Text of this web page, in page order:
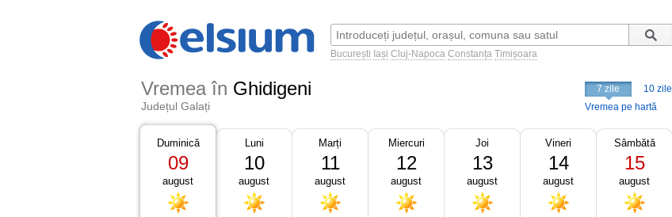
București Iași Cluj-Napoca Constanța Timișoara
Vremea în Ghidigeni
Județul Galați
7 zile
10 zile
Vremea pe hartă
Duminică
09
august
Luni
10
august
Marți
11
august
Miercuri
12
august
Joi
13
august
Vineri
14
august
Sâmbătă
15
august